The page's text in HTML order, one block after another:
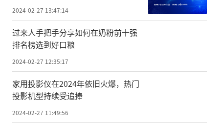
2024-02-27 13:47:14
过来人手把手分享如何在奶粉前十强
排名榜选到好口粮
2024-02-27 12:35:17
家用投影仪在2024年依旧火爆，热门
投影机型持续受追捧
2024-02-27 11:49:56